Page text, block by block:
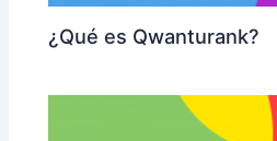
¿Qué es Qwanturank?